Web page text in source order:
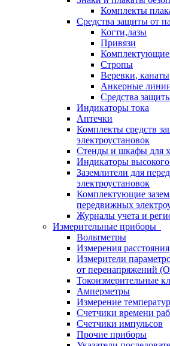
Комплекты
Средства защиты от
Когти,лазы
Привязи
Комплектующие
Стропы
Веревки, канаты
Анкерные
Средства
Индикаторы тока
Аптечки
Комплекты средств
электроустановок
Стенды и шкафы для
Индикаторы
Заземлители для
электроустановок
Комплектующие
передвижных
Журналы учета и
Измерительные приборы
Вольтметры
Измерения расстояния
Измерители
от перенапряжений
Токоизмерительные
Амперметры
Измерение
Счетчики времени
Счетчики импульсов
Прочие приборы